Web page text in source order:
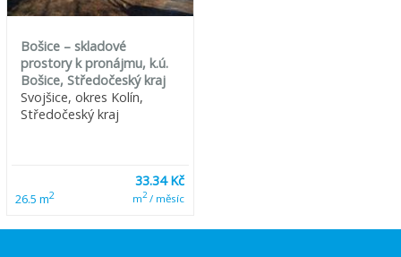
Bošice – skladové
prostory k pronájmu, k.ú.
Bošice, Středočeský kraj
Svojšice, okres Kolín,
Středočeský kraj
26.5 m2
33.34 Kč
m2/ měsíc